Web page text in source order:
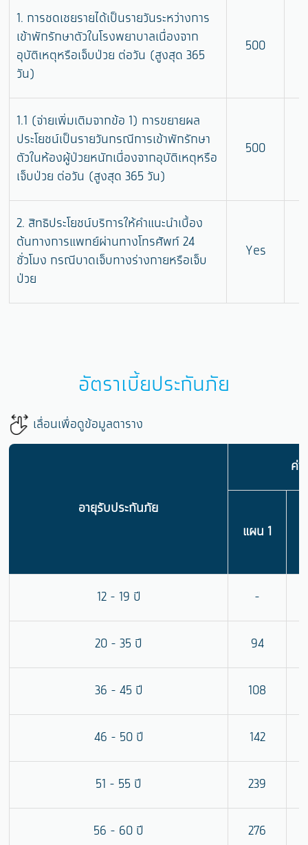
1. การชดเชยรายได้เป็นรายวันระหว่างการ
เข้าพักรักษาตัวในโรงพยาบาลเนื่องจาก
อุบัติเหตุหรือเจ็บป่วย ต่อวัน (สูงสุด 365
วัน)
500
1.1 (จ่ายเพิ่มเติมจากข้อ 1) การขยายผล
ประโยชน์เป็นรายวันกรณีการเข้าพักรักษา
ตัวในห้องผู้ป่วยหนักเนื่องจากอุบัติเหตุหรือ
เจ็บป่วย ต่อวัน (สูงสุด 365 วัน)
500
2. สิทธิประโยชน์บริการให้คำแนะนำเบื้อง
ต้นทางการแพทย์ผ่านทางโทรศัพท์ 24
ชั่วโมง กรณีบาดเจ็บทางร่างกายหรือเจ็บ
ป่วย
Yes
อัตราเบี้ยประกันภัย
เลื่อนเพื่อดูข้อมูลตาราง
อายุรับประกันภัย
ค่า
แผน 1
12 - 19 ปี -
20 - 35 ปี 94
36 - 45 ปี 108
46 - 50 ปี 142
51 - 55 ปี 239
56 - 60 ปี 276